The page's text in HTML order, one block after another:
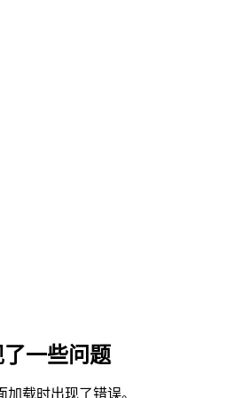
了一些问题
加载时出现了错误。